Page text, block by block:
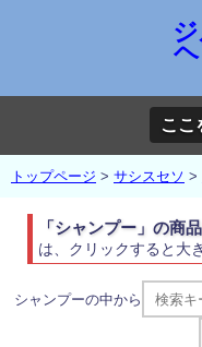
「シャンプー」の商
は、クリックすると大
シャンプーの中から
トップページ > サシスセソ >
ここ